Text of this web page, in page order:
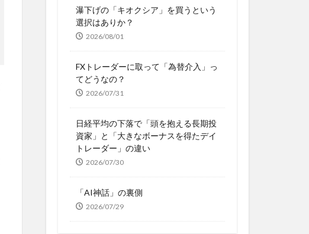
瀑下げの「キオクシア」を買うという
選択はありか？
2026/08/01
FXトレーダーに取って「為替介入」っ
てどうなの？
2026/07/31
日経平均の下落で「頭を抱える長期投
資家」と「大きなボーナスを得たデイ
トレーダー」の違い
2026/07/30
「AI神話」の裏側
2026/07/29